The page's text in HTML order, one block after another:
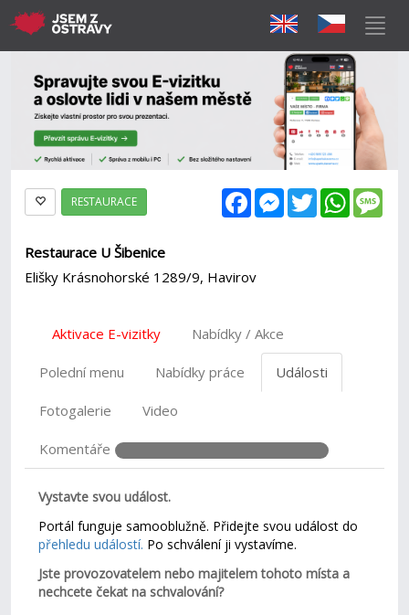
FacebookMessenger
Twitter
RESTAURACE
Restaurace U Šibenice
Elišky Krásnohorské 1289/9, Havirov
Aktivace E-vizitky Nabídky / Akce
Polední menu Nabídky práce Události
Fotogalerie Video
Komentáře
Vystavte svou událost.
Portál funguje samooblužně. Přidejte svou událost do
přehledu událostí. Po schválení ji vystavíme.
Jste provozovatelem nebo majitelem tohoto místa a
nechcete čekat na schvalování?